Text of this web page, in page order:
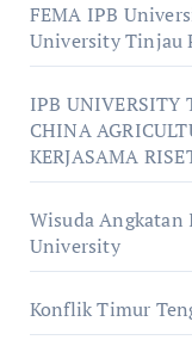
FEMA IPB
University Tinjau
IPB UNIVERSITY
CHINA
KERJASAMA
Wisuda Angkatan
University
Konflik Timur